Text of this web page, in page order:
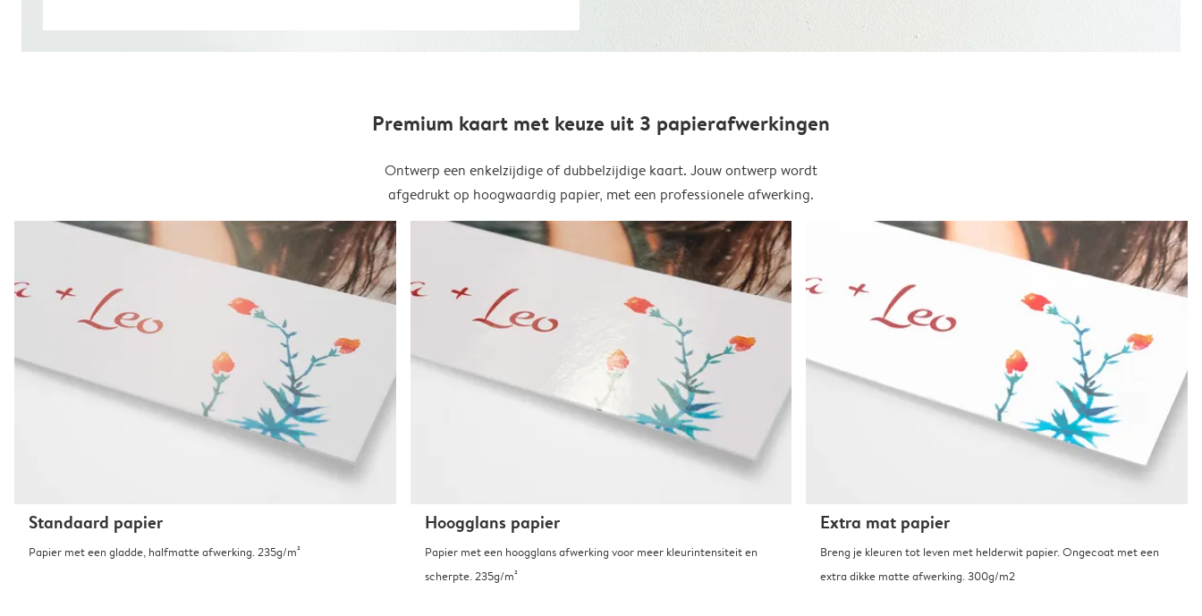
Premium kaart met keuze uit 3 papierafwerkingen
Ontwerp een enkelzijdige of dubbelzijdige kaart. Jouw ontwerp wordt
afgedrukt op hoogwaardig papier, met een professionele afwerking.
Standaard papier
Papier met een gladde, halfmatte afwerking. 235g/m²
Hoogglans papier
Papier met een hoogglans afwerking voor meer kleurintensiteit en
scherpte. 235g/m²
Extra mat papier
Breng je kleuren tot leven met helderwit papier. Ongecoat met een
extra dikke matte afwerking. 300g/m2